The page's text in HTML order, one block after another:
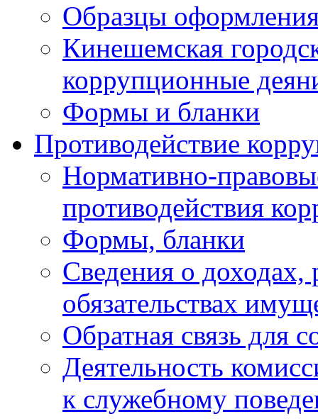
Образцы
Кинешемская
коррупционные
Формы и бланки
Противодействие
Нормативно-
противодействия
Формы, бланки
Сведения о доходах,
обязательствах
Обратная связь для
Деятельность
к служебному